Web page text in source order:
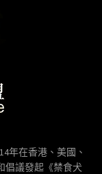
年在香港、美國、
倡議發起《禁食犬